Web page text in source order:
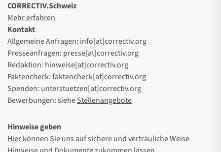
CORRECTIV.Schweiz
Mehr erfahren
Kontakt
Allgemeine Anfragen: info[at]correctiv.org
Presseanfragen: presse[at]correctiv.org
Redaktion: hinweise[at]correctiv.org
Faktencheck: faktencheck[at]correctiv.org
Spenden: unterstuetzen[at]correctiv.org
Bewerbungen: sieheStellenangebote
Hinweise geben
Hierkönnen Sie uns auf sichere und vertrauliche Weise